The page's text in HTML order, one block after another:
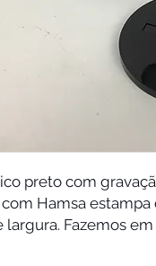
preto com
Hamsa estampa
largura. Fazemos